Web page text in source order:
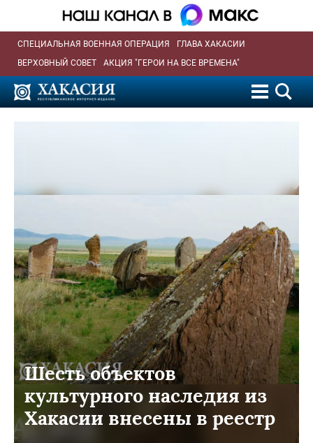
СПЕЦИАЛЬНАЯ ВОЕННАЯ ОПЕРАЦИЯ
ГЛАВА ХАКАСИИ
ВЕРХОВНЫЙ СОВЕТ
АКЦИЯ "ГЕРОИ НА ВСЕ ВРЕМЕНА"
Шесть объектов
культурного наследия из
Хакасии внесены в реестр